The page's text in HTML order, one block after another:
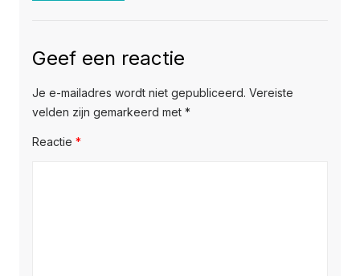
Geef een reactie
Je e-mailadres wordt niet gepubliceerd. Vereiste
velden zijn gemarkeerd met *
Reactie *